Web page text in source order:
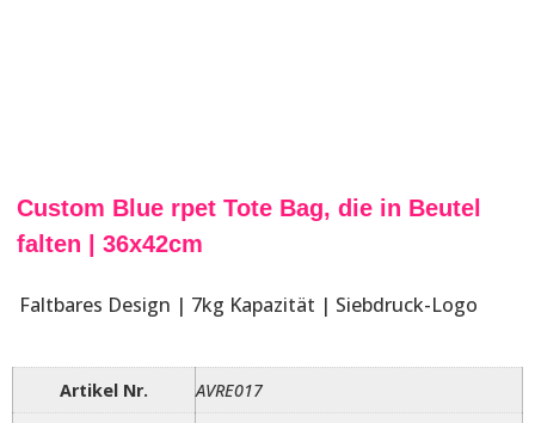
Custom Blue rpet Tote Bag, die in Beutel
falten | 36x42cm
Faltbares Design | 7kg Kapazität | Siebdruck-Logo
Artikel Nr.
AVRE017